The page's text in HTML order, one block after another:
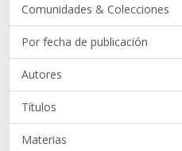
Comunidades & Colecciones
Por fecha de publicación
Autores
Títulos
Materias